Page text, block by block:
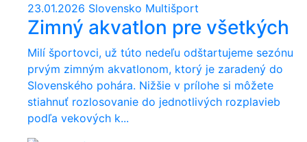
23.01.2026 Slovensko Multišport
Zimný akvatlon pre všetkých
Milí športovci, už túto nedeľu odštartujeme sezónu
prvým zimným akvatlonom, ktorý je zaradený do
Slovenského pohára. Nižšie v prílohe si môžete
stiahnuť rozlosovanie do jednotlivých rozplavieb
podľa vekových k...